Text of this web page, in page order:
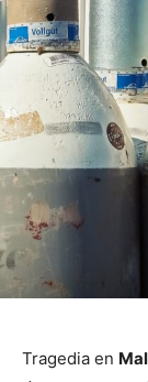
Tragedia en